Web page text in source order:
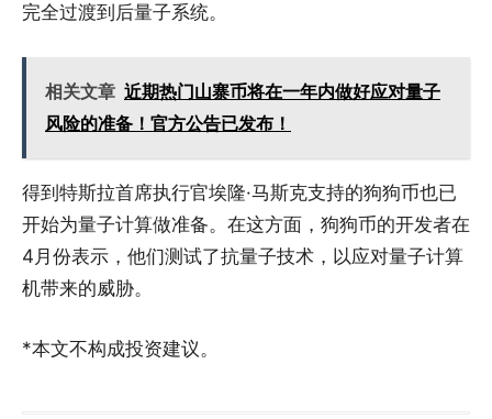
完全过渡到后量子系统。
相关文章 近期热门山寨币将在一年内做好应对量子
风险的准备！官方公告已发布！
得到特斯拉首席执行官埃隆·马斯克支持的狗狗币也已
开始为量子计算做准备。在这方面，狗狗币的开发者在
4月份表示，他们测试了抗量子技术，以应对量子计算
机带来的威胁。
*本文不构成投资建议。